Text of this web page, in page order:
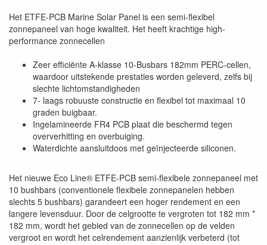
Het ETFE-PCB Marine Solar Panel is een semi-flexibel
zonnepaneel van hoge kwaliteit. Het heeft krachtige high-
performance zonnecellen
Zeer efficiënte A-klasse 10-Busbars 182mm PERC-cellen,
waardoor uitstekende prestaties worden geleverd, zelfs bij
slechte lichtomstandigheden
7- laags robuuste constructie en flexibel tot maximaal 10
graden buigbaar.
Ingelamineerde FR4 PCB plaat die beschermd tegen
oververhitting en overbuiging.
Waterdichte aansluitdoos met geïnjecteerde siliconen.
Het nieuwe Eco Line® ETFE-PCB semi-flexibele zonnepaneel met
10 bushbars (conventionele flexibele zonnepanelen hebben
slechts 5 bushbars) garandeert een hoger rendement en een
langere levensduur. Door de celgrootte te vergroten tot 182 mm *
182 mm, wordt het gebied van de zonnecellen op de velden
vergroot en wordt het celrendement aanzienlijk verbeterd (tot